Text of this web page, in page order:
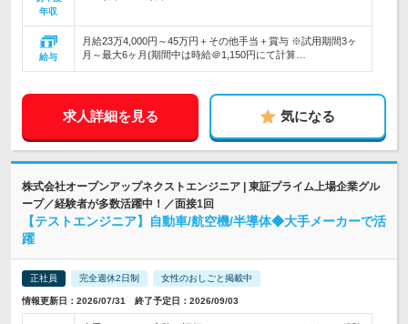
年収
給与
月給23万4,000円～45万円＋その他手当＋賞与 ※試用期間3ヶ
月～最大6ヶ月(期間中は時給＠1,150円にて計算…
求人詳細を見る 気になる
株式会社オープンアップネクストエンジニア | 東証プライム上場企業グル
ープ／経験者が多数活躍中！／面接1回
【テストエンジニア】自動車/航空機/半導体◆大手メーカーで活
躍
正社員 完全週休2日制 女性のおしごと掲載中
情報更新日：2026/07/31 終了予定日：2026/09/03